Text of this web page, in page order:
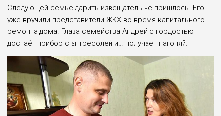
Следующей семье дарить извещатель не пришлось. Его
уже вручили представители ЖКХ во время капитального
ремонта дома. Глава семейства Андрей с гордостью
достаёт прибор с антресолей и… получает нагоняй.